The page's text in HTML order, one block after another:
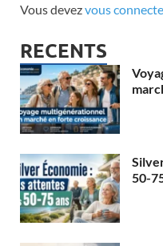
Vous devezvous
RECENTS
50-